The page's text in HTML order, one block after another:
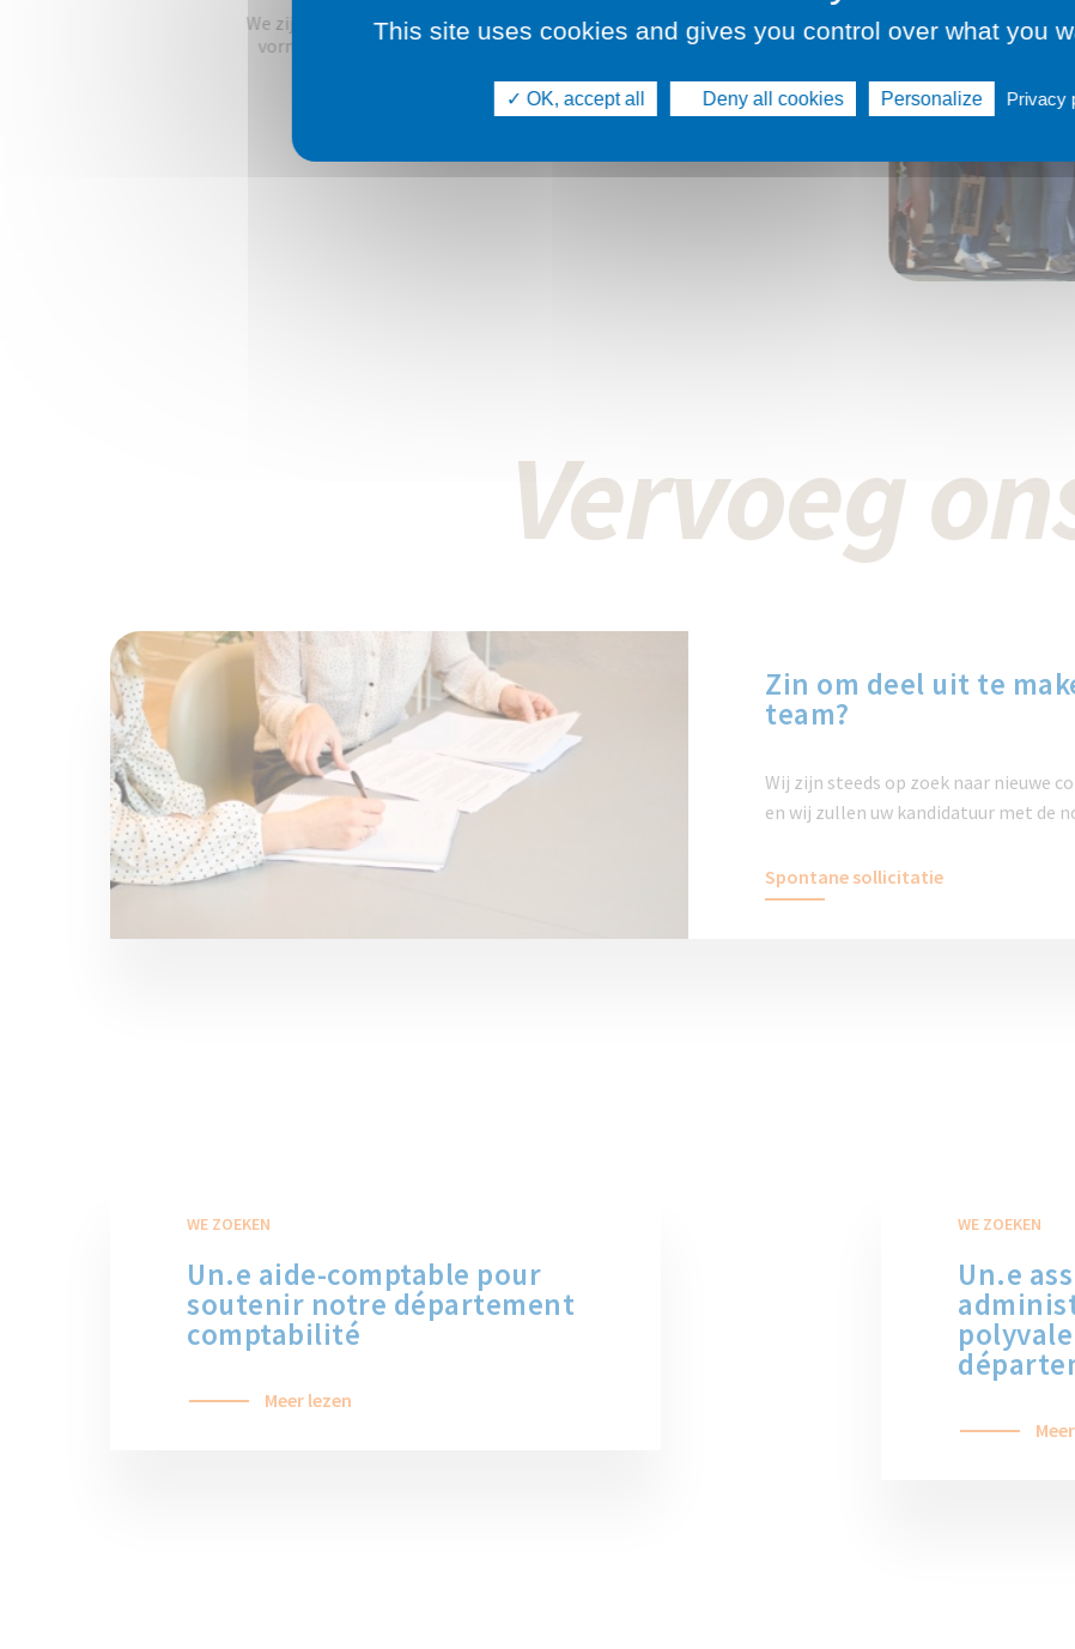
We zijn er van overtuigd dat teamgeest en motivatie de sleutel
vormen tot efficiënt en grondig werk, wat zich vertaalt in een
Vervoeg
Zin om deel uit te
team?
Wij zijn steeds op zoek naar nieuwe
en wij zullen uw kandidatuur met de
Spontane sollicitatie
WE ZOEKEN
Un.e aide-comptable pour
soutenir notre département
comptabilité
Meer lezen
WE ZOEKEN
Un.e
This site uses cookies and gives you control over what you
OK, accept all Deny all cookies Personalize Privacy